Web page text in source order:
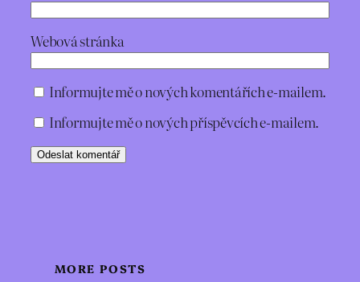
Webová stránka
Informujte mě o nových komentářích e-mailem.
Informujte mě o nových příspěvcích e-mailem.
MORE POSTS